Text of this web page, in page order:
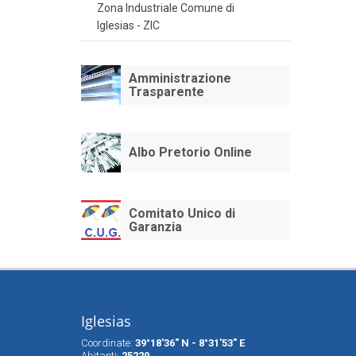
Zona Industriale Comune di
Iglesias - ZIC
Amministrazione
Trasparente
Albo Pretorio Online
Comitato Unico di
Garanzia
Iglesias
Coordinate: 39°18'36" N - 8°31'53" E